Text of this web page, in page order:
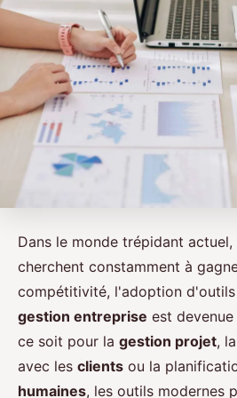
Dans le monde trépidant
cherchent constamment à
compétitivité, l'adoption
gestion entreprise est
ce soit pour la gestion projet, la
avec les clients ou la
humaines, les outils modernes